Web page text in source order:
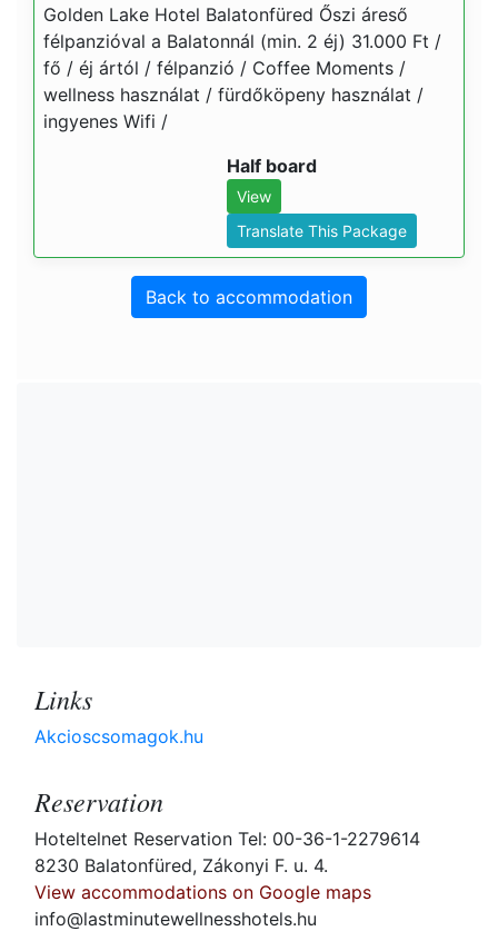
Golden Lake Hotel Balatonfüred Őszi áreső
félpanzióval a Balatonnál (min. 2 éj) 31.000 Ft /
fő / éj ártól / félpanzió / Coffee Moments /
wellness használat / fürdőköpeny használat /
ingyenes Wifi /
Half board
View
Translate This Package
Back to accommodation
Links
Akcioscsomagok.hu
Reservation
Hoteltelnet Reservation Tel: 00-36-1-2279614
8230 Balatonfüred, Zákonyi F. u. 4.
View accommodations on Google maps
info@lastminutewellnesshotels.hu